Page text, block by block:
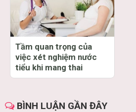
Tầm quan trọng của
việc xét nghiệm nước
tiểu khi mang thai
BÌNH LUẬN GẦN ĐÂY